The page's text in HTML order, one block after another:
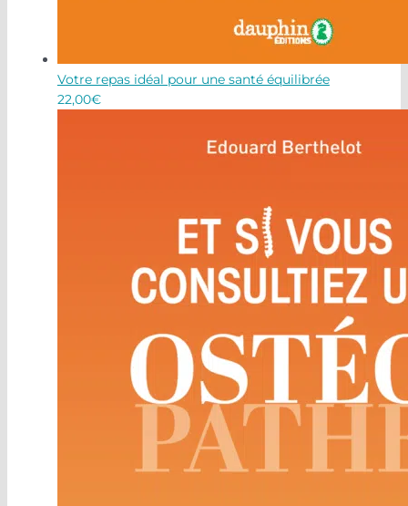
Votre repas idéal pour une santé équilibrée
22,00€